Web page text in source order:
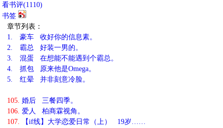
看书评(1110)
书签
章节列表：
1.
豪车 收好你的信息素。
2.
霸总 好装一男的。
3.
混蛋 在想能不能遇到个霸总。
4.
抓包 原来他是Omega。
5.
红晕 并非刻意冷脸。
105. 婚后 三餐四季。
106. 爱人 柏商霖视角。
107. 【if线】大学恋爱日常（上） 19岁……